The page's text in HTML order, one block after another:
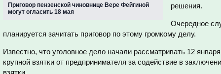
Приговор пензенской чиновнице Вере Фейгиной
могут огласить 18 мая
решения.
Очередное
планируется зачитать приговор по этому громкому делу.
Известно, что уголовное дело начали рассматривать 12
крупной взятки от предпринимателя за содействие в
взятки.